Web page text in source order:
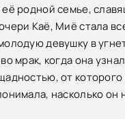
родной семье,
Каё, Миё стала
девушку в
мрак, когда она
от
насколько